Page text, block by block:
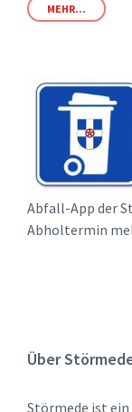
MEHR...
Abfall-App der
Abholtermin
Über
Störmede ist